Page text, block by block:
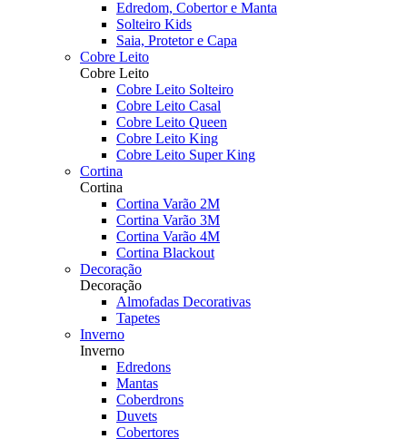
Edredom, Cobertor e Manta
Solteiro Kids
Saia, Protetor e Capa
Cobre Leito
Cobre Leito
Cobre Leito Solteiro
Cobre Leito Casal
Cobre Leito Queen
Cobre Leito King
Cobre Leito Super King
Cortina
Cortina
Cortina Varão 2M
Cortina Varão 3M
Cortina Varão 4M
Cortina Blackout
Decoração
Decoração
Almofadas Decorativas
Tapetes
Inverno
Inverno
Edredons
Mantas
Coberdrons
Duvets
Cobertores